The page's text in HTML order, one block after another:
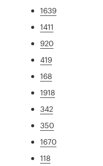
1639
1411
920
419
168
1918
342
350
1670
118